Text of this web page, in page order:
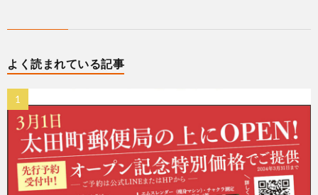
よく読まれている記事